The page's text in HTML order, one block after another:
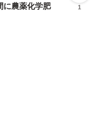
に農薬化学肥
1